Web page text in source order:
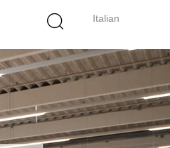
Italian